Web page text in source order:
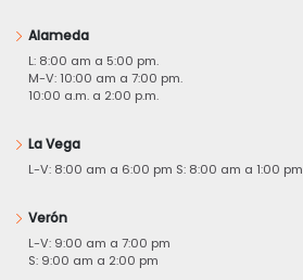
Alameda
L: 8:00 am a 5:00 pm.
M-V: 10:00 am a 7:00 pm.
10:00 a.m. a 2:00 p.m.
La Vega
L-V: 8:00 am a 6:00 pm S: 8:00 am a 1:00 pm
Verón
L-V: 9:00 am a 7:00 pm
S: 9:00 am a 2:00 pm